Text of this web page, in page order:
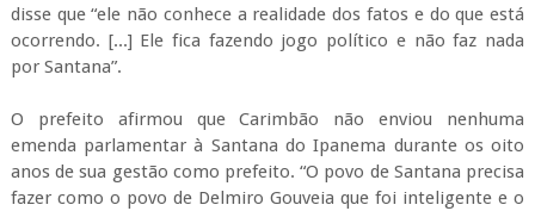
disse que “ele não conhece a realidade dos fatos e do que está
ocorrendo. [...] Ele fica fazendo jogo político e não faz nada
por Santana”.
O prefeito afirmou que Carimbão não enviou nenhuma
emenda parlamentar à Santana do Ipanema durante os oito
anos de sua gestão como prefeito. “O povo de Santana precisa
fazer como o povo de Delmiro Gouveia que foi inteligente e o